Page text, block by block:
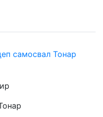
самосвал Тонар